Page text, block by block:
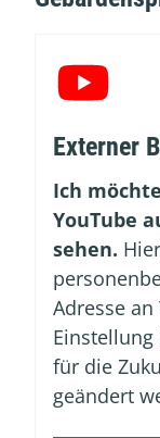
Externer
Ich
YouTube
sehen.
Adresse
für die
geändert